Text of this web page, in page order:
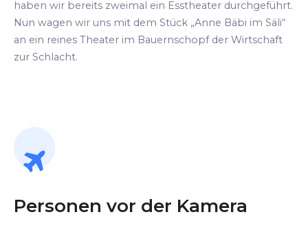
haben wir bereits zweimal ein Esstheater durchgeführt.
Nun wagen wir uns mit dem Stück „Anne Bäbi im Säli“
an ein reines Theater im Bauernschopf der Wirtschaft
zur Schlacht.
Personen vor der Kamera